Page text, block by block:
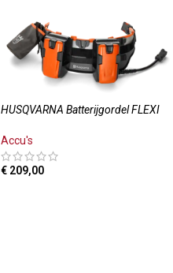
HUSQVARNA Batterijgordel FLEXI
Accu's
€ 209,00